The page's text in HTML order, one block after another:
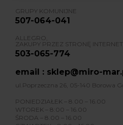
GRUPY KOMUNIJNE
507-064-041
ALLEGRO,
ZAKUPY PRZEZ STRONĘ
503-065-774
email : sklep@miro-
ul.Poprzeczna 26, 05-140 Borowa
PONIEDZIAŁEK – 8.00 – 16.00
WTOREK – 8:00 – 16.00
ŚRODA – 8.00 – 16.00